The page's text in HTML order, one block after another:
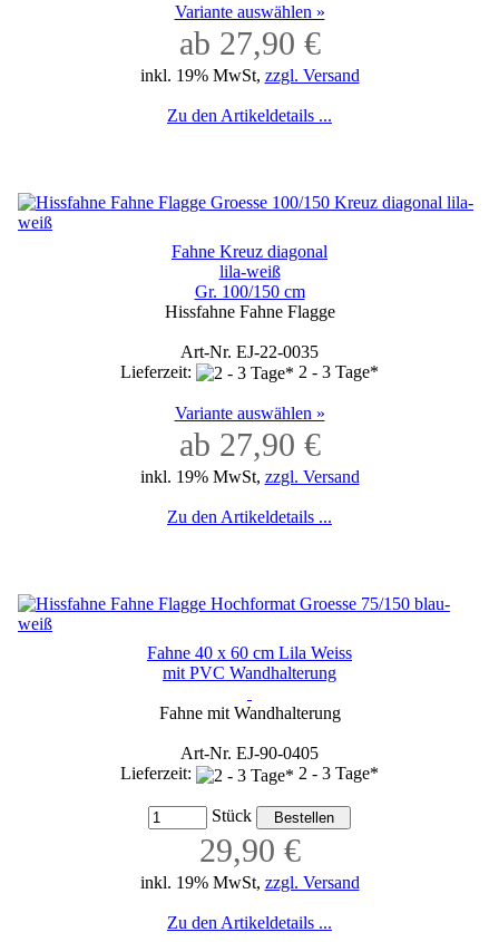
Variante auswählen »
ab 27,90 €
inkl. 19% MwSt, zzgl. Versand
Zu den Artikeldetails ...
Fahne Kreuz diagonal
lila-weiß
Gr. 100/150 cm
Hissfahne Fahne Flagge
Art-Nr. EJ-22-0035
Lieferzeit:
2 - 3 Tage*
Variante auswählen »
ab 27,90 €
inkl. 19% MwSt, zzgl. Versand
Zu den Artikeldetails ...
Fahne 40 x 60 cm Lila Weiss
mit PVC Wandhalterung
Fahne mit Wandhalterung
Art-Nr. EJ-90-0405
Lieferzeit:
2 - 3 Tage*
Stück
29,90 €
inkl. 19% MwSt, zzgl. Versand
Zu den Artikeldetails ...